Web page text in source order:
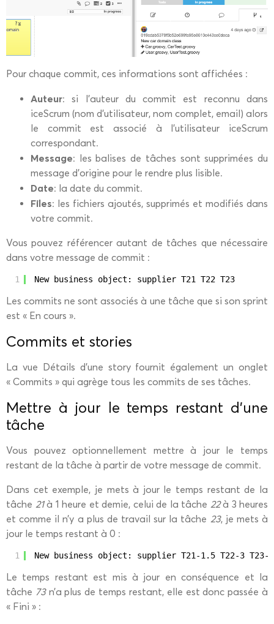
Pour chaque commit, ces informations sont affichées :
Auteur: si l’auteur du commit est reconnu dans
iceScrum (nom d’utilisateur, nom complet, email) alors
le commit est associé à l’utilisateur iceScrum
correspondant.
Message: les balises de tâches sont supprimées du
message d’origine pour le rendre plus lisible.
Date: la date du commit.
Files: les fichiers ajoutés, supprimés et modifiés dans
votre commit.
Vous pouvez référencer autant de tâches que nécessaire
dans votre message de commit :
1 New business object: supplier T21 T22 T23
Les commits ne sont associés à une tâche que si son sprint
est « En cours ».
Commits et stories
La vue Détails d’une story fournit également un onglet
« Commits » qui agrège tous les commits de ses tâches.
Mettre à jour le temps restant d'une
tâche
Vous pouvez optionnellement mettre à jour le temps
restant de la tâche à partir de votre message de commit.
Dans cet exemple, je mets à jour le temps restant de la
tâche 21à 1 heure et demie, celui de la tâche 22à 3 heures
et comme il n’y a plus de travail sur la tâche 23, je mets à
jour le temps restant à 0 :
1 New business object: supplier T21-1.5 T22-3 T23-0
Le temps restant est mis à jour en conséquence et la
tâche 73n’a plus de temps restant, elle est donc passée à
« Fini » :